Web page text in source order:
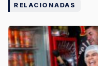
RELACIONADAS